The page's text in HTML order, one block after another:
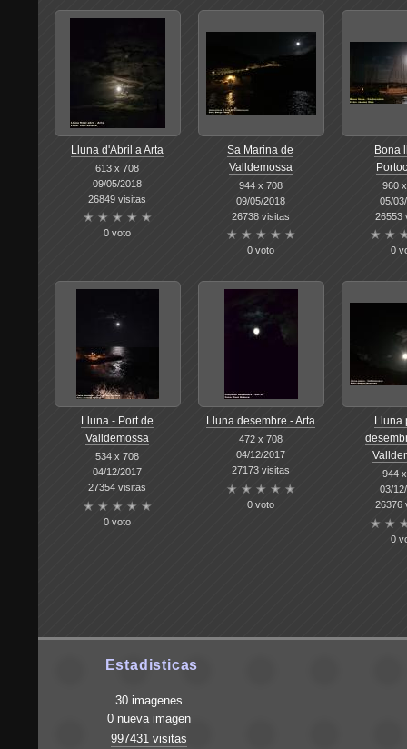
Lluna d'Abril a Arta
613 x 708
09/05/2018
26849 visitas
0 voto
Sa Marina de
Valldemossa
944 x 708
09/05/2018
26738 visitas
0 voto
Bona
960
05/
26553
0
Lluna - Port de
Valldemossa
534 x 708
04/12/2017
27354 visitas
0 voto
Lluna desembre - Arta
472 x 708
04/12/2017
27173 visitas
0 voto
944
03/
26376
0
Estadisticas
30 imagenes
0 nueva imagen
997431 visitas